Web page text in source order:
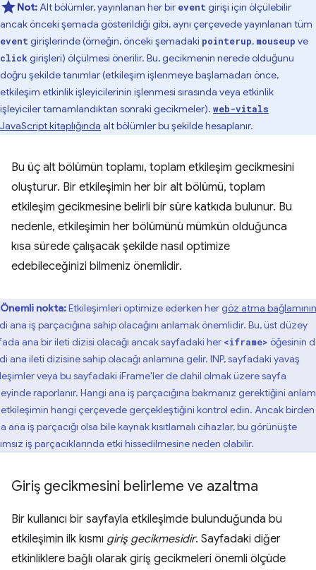
Not:Alt bölümler, yayınlanan her bir event girişi için ölçülebilir
ancak önceki şemada gösterildiği gibi, aynı çerçevede yayınlanan tüm
event girişlerinde (örneğin, önceki şemadaki pointerup, mouseup ve
click girişleri) ölçülmesi önerilir. Bu, gecikmenin nerede olduğunu
doğru şekilde tanımlar (etkileşim işlenmeye başlamadan önce,
etkileşim etkinlik işleyicilerinin işlenmesi sırasında veya etkinlik
işleyiciler tamamlandıktan sonraki gecikmeler). web-vitals
JavaScript kitaplığında alt bölümler bu şekilde hesaplanır.
Bu üç alt bölümün toplamı, toplam etkileşim gecikmesini
oluşturur. Bir etkileşimin her bir alt bölümü, toplam
etkileşim gecikmesine belirli bir süre katkıda bulunur. Bu
nedenle, etkileşimin her bölümünü mümkün olduğunca
kısa sürede çalışacak şekilde nasıl optimize
edebileceğinizi bilmeniz önemlidir.
Önemli nokta:Etkileşimleri optimize ederken hergöz atma bağlamının
ana iş parçacığına sahip olacağını anlamak önemlidir. Bu, üst düzey
ana bir ileti dizisi olacağı ancak sayfadaki her <iframe> öğesinin
ana ileti dizisine sahip olacağı anlamına gelir. INP, sayfadaki yavaş
veya bu sayfadaki iFrame'ler de dahil olmak üzere sayfa
raporlanır. Hangi ana iş parçacığına bakmanız gerektiğini
hangi çerçevede gerçekleştiğini kontrol edin. Ancak birden
ana iş parçacığı olsa bile kaynak kısıtlamalı cihazlar, bu görünüşte
iş parçacıklarında etki hissedilmesine neden olabilir.
Giriş gecikmesini belirleme ve azaltma
Bir kullanıcı bir sayfayla etkileşimde bulunduğunda bu
etkileşimin ilk kısmı giriş gecikmesidir. Sayfadaki diğer
etkinliklere bağlı olarak giriş gecikmeleri önemli ölçüde